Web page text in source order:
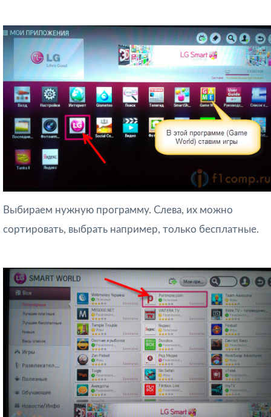
Выбираем нужную программу. Слева, их можно
сортировать, выбрать например, только бесплатные.